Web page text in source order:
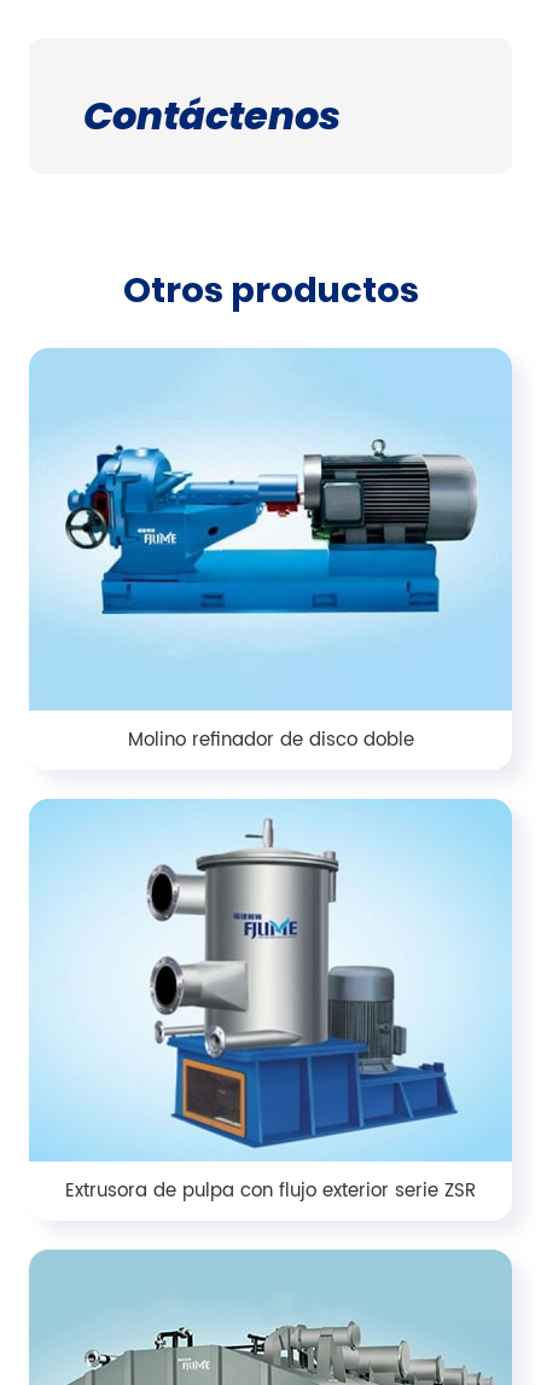
Contáctenos
Otros productos
Molino refinador de disco doble
Extrusora de pulpa con flujo exterior serie ZSR